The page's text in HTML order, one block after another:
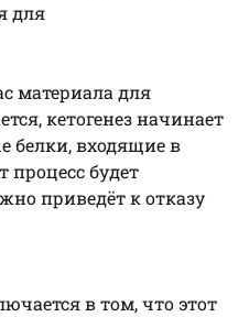
для
материала для
кетогенез начинает
белки, входящие в
процесс будет
приведёт к отказу
в том, что этот